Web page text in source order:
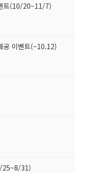
트(10/20~11/7)
공 이벤트(~10.12)
25~8/31)